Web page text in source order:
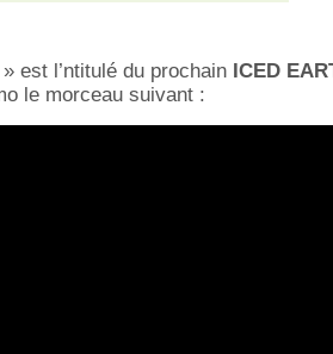
» est l’ntitulé du prochain ICED
le morceau suivant :